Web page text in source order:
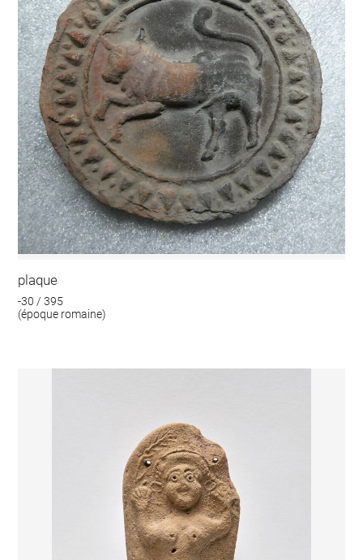
plaque
-30 / 395
(époque romaine)